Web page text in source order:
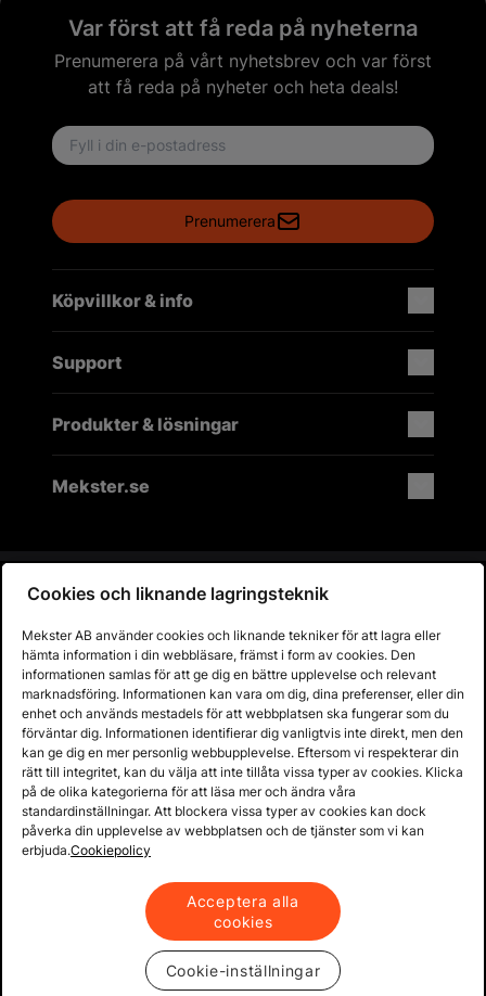
Var först att få reda på nyheterna
Prenumerera på vårt nyhetsbrev och var först
att få reda på nyheter och heta deals!
Email address
Prenumerera
Köpvillkor & info
Support
Produkter & lösningar
Mekster.se
60 dagars öppet köp
Fria returer
Copyright © 2013 - 2026 - Mekster AB
Organisationsnummer: 556917-2595
KöpvillkorIntegritetspolicy
Cookies och liknande lagringsteknik
Mekster AB använder cookies och liknande tekniker för att lagra eller
hämta information i din webbläsare, främst i form av cookies. Den
informationen samlas för att ge dig en bättre upplevelse och relevant
marknadsföring. Informationen kan vara om dig, dina preferenser, eller din
enhet och används mestadels för att webbplatsen ska fungerar som du
förväntar dig. Informationen identifierar dig vanligtvis inte direkt, men den
kan ge dig en mer personlig webbupplevelse. Eftersom vi respekterar din
rätt till integritet, kan du välja att inte tillåta vissa typer av cookies. Klicka
på de olika kategorierna för att läsa mer och ändra våra
standardinställningar. Att blockera vissa typer av cookies kan dock
påverka din upplevelse av webbplatsen och de tjänster som vi kan
erbjuda.Cookiepolicy
Acceptera alla
cookies
Cookie-inställningar